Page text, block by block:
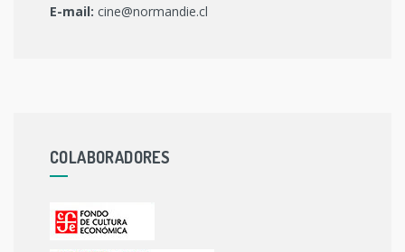
E-mail: cine@normandie.cl
COLABORADORES